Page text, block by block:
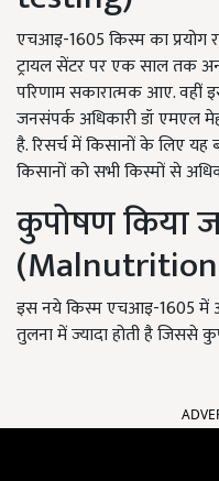
एचआइ-1605किस्म का प्रयोग
ट्रायल सेंटर पर एक साल तक
परिणाम सकारात्मक आए. वहीं
जनसंपर्क अधिकारी डॉ एमएल
है. रिसर्च में किसानों के लिए
किसानों को सभी किस्मों से
कुपोषण किया
(
इस नये किस्म एचआइ-1605 में
तुलना में ज्यादा होती है